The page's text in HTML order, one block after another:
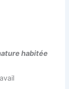
habitée